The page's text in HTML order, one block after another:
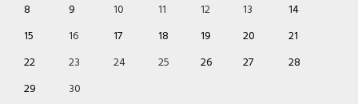
8
9 10 11 12 13
14
15
16 17 18 19 20
21
22
23 24 25 26 27
28
29
30